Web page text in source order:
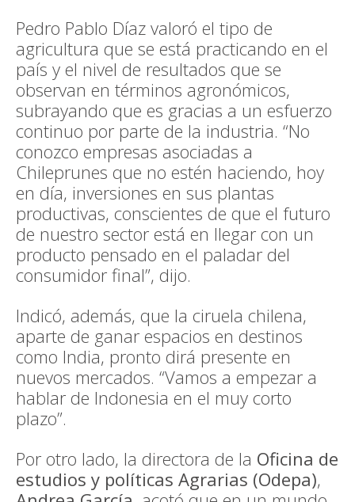
Pedro Pablo Díaz valoró el tipo de
agricultura que se está practicando en el
país y el nivel de resultados que se
observan en términos agronómicos,
subrayando que es gracias a un esfuerzo
continuo por parte de la industria. “No
conozco empresas asociadas a
Chileprunes que no estén haciendo, hoy
en día, inversiones en sus plantas
productivas, conscientes de que el futuro
de nuestro sector está en llegar con un
producto pensado en el paladar del
consumidor final”, dijo.
Indicó, además, que la ciruela chilena,
aparte de ganar espacios en destinos
como India, pronto dirá presente en
nuevos mercados. “Vamos a empezar a
hablar de Indonesia en el muy corto
plazo”.
Por otro lado, la directora de la Oficina de
estudios y políticas Agrarias (Odepa),